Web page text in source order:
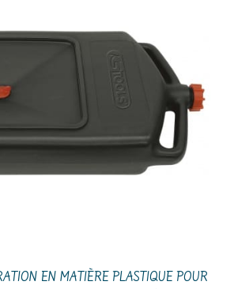
EN MATIÈRE PLASTIQUE POUR